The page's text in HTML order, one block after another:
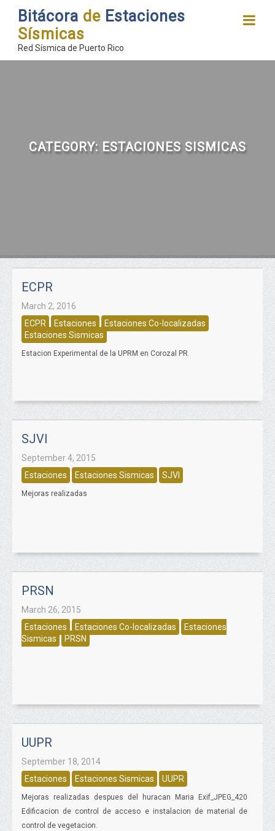
Bitácora de Estaciones
Sísmicas
Red Sísmica de Puerto Rico
CATEGORY: ESTACIONES SISMICAS
ECPR
March 2, 2016
ECPR
Estaciones
Estaciones Co-localizadas
Estaciones Sismicas
Estacion Experimental de la UPRM en Corozal PR.
SJVI
September 4, 2015
Estaciones
Estaciones Sismicas SJVI
Mejoras realizadas
PRSN
March 26, 2015
Estaciones
Estaciones Co-localizadas
Estaciones
Sismicas
PRSN
UUPR
September 18, 2014
Estaciones
Estaciones Sismicas UUPR
Mejoras realizadas despues del huracan Maria Exif_JPEG_420
Edificacion de control de acceso e instalacion de material de
control de vegetacion.